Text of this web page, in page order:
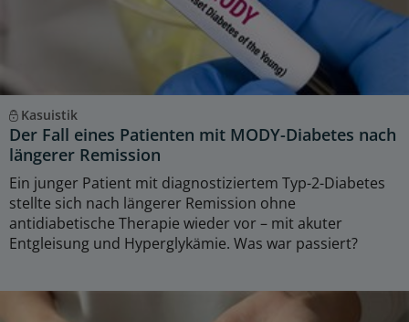
Kasuistik
Der Fall eines Patienten mit MODY-Diabetes nach
längerer Remission
Ein junger Patient mit diagnostiziertem Typ-2-Diabetes
stellte sich nach längerer Remission ohne
antidiabetische Therapie wieder vor – mit akuter
Entgleisung und Hyperglykämie. Was war passiert?